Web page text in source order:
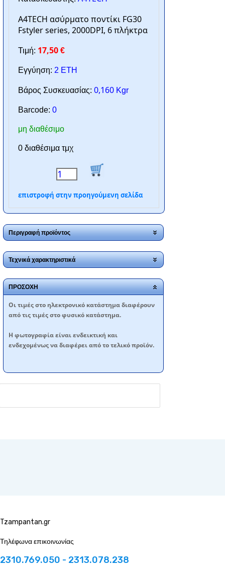
A4TECH ασύρματο ποντίκι FG30
Fstyler series, 2000DPI, 6 πλήκτρα
Τιμή: 17,50 €
Εγγύηση: 2 ΕΤΗ
Βάρος Συσκευασίας: 0,160 Kgr
Barcode: 0
μη διαθέσιμο
0 διαθέσιμα τμχ
επιστροφή στην προηγούμενη σελίδα
Περιγραφή προϊόντος
Τεχνικά χαρακτηριστικά
ΠΡΟΣΟΧΗ
Oι τιμές στο ηλεκτρονικό κατάστημα διαφέρουν
από τις τιμές στο φυσικό κατάστημα.
Η φωτογραφία είναι ενδεικτική και
ενδεχομένως να διαφέρει από το τελικό προϊόν.
Tzampantan.gr
Τηλέφωνα επικοινωνίας
2310.769.050 - 2313.078.238